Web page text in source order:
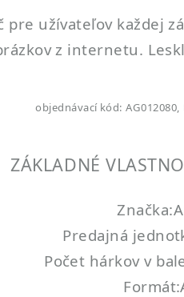
užívateľov každej
z internetu.
objednávací kód: AG012080,
ZÁKLADNÉ
Predajná
Počet hárkov v